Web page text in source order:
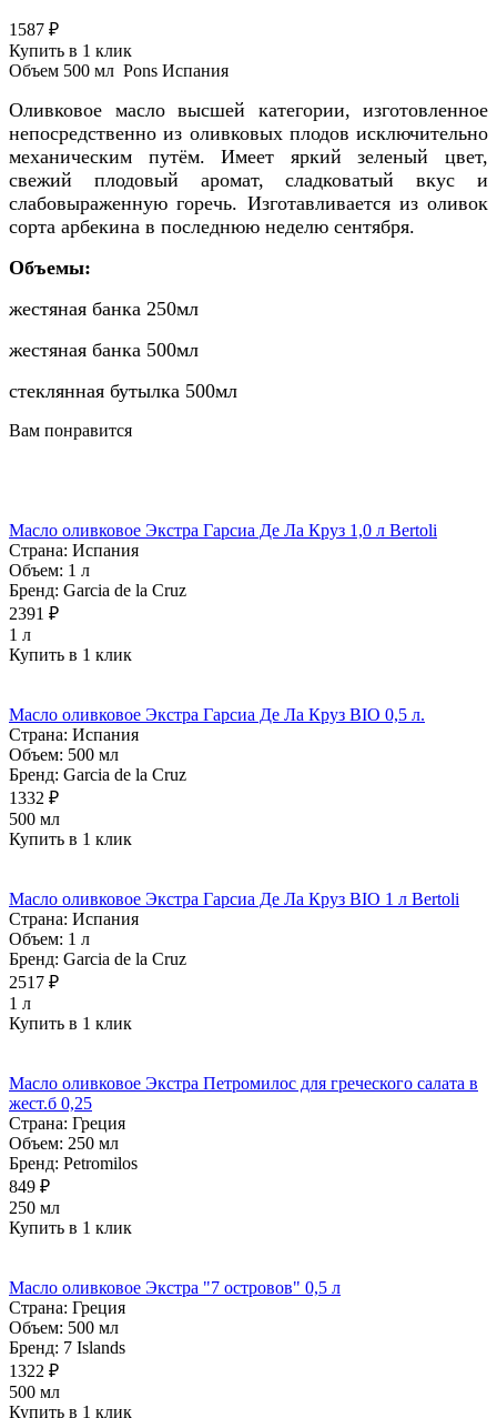
1587 ₽
Купить в 1 клик
Объем 500 мл Pons Испания
Оливковое масло высшей категории, изготовленное
непосредственно из оливковых плодов исключительно
механическим путём. Имеет яркий зеленый цвет,
свежий плодовый аромат, сладковатый вкус и
слабовыраженную горечь. Изготавливается из оливок
сорта арбекина в последнюю неделю сентября.
Объемы:
жестяная банка 250мл
жестяная банка 500мл
стеклянная бутылка 500мл
Вам понравится
Масло оливковое Экстра Гарсиа Де Ла Круз 1,0 л Bertoli
Страна: Испания
Объем: 1 л
Бренд: Garcia de la Cruz
2391 ₽
1 л
Купить в 1 клик
Масло оливковое Экстра Гарсиа Де Ла Круз BIO 0,5 л.
Страна: Испания
Объем: 500 мл
Бренд: Garcia de la Cruz
1332 ₽
500 мл
Купить в 1 клик
Масло оливковое Экстра Гарсиа Де Ла Круз BIO 1 л Bertoli
Страна: Испания
Объем: 1 л
Бренд: Garcia de la Cruz
2517 ₽
1 л
Купить в 1 клик
Масло оливковое Экстра Петромилос для греческого салата в
жест.б 0,25
Страна: Греция
Объем: 250 мл
Бренд: Petromilos
849 ₽
250 мл
Купить в 1 клик
Масло оливковое Экстра "7 островов" 0,5 л
Страна: Греция
Объем: 500 мл
Бренд: 7 Islands
1322 ₽
500 мл
Купить в 1 клик